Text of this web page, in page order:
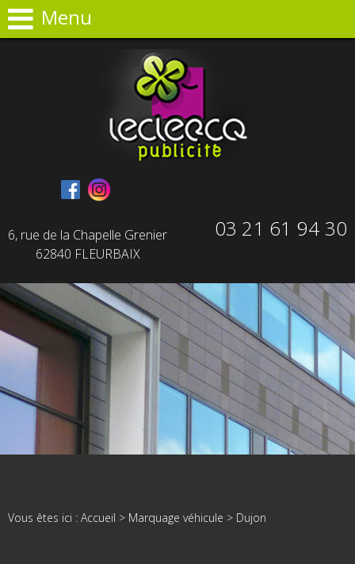
Menu
6, rue de la Chapelle Grenier
62840 FLEURBAIX
03 21 61 94 30
Vous êtes ici : Accueil > Marquage véhicule > Dujon
Panneau de gestion des cookies